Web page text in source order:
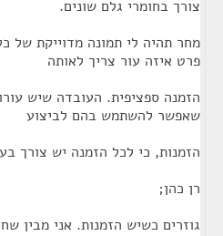
צורך בחומרי גלם שונים.
מחר תהיה לי תמונה מדוייקת של
פרט איזה עור צריך לאותה
הזמנה ספציפית. העובדה שיש
שאפשר להשתמש בהם לביצוע
הזמנות, כי לכל הזמנה יש צורך
רן כהן;
גוזרים כשיש הזמנות. אני מבין